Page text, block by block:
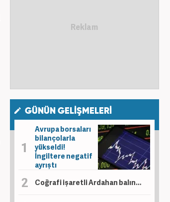
GÜNÜN GELİŞMELERİ
Avrupa borsaları
bilançolarla
yükseldi!
İngiltere negatif
ayrıştı
Coğrafi işaretli Ardahan balında hasat başladı!